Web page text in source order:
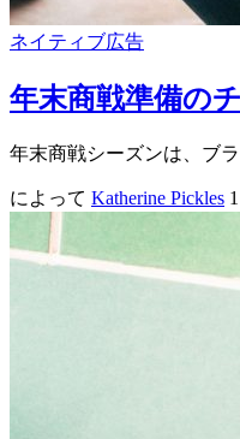
ネイティブ広告
年末商戦準備の
年末商戦シーズンは、ブ
によって Katherine Pickles